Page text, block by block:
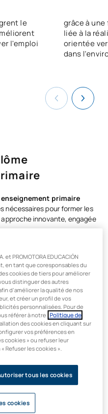
le
l'emploi
grâce à
liée à la
orientée
dans
primaire
nécessaires pour former les
innovante, engagée
acquerrez les compétences
de la classe du XXIe siècle,
actives telles que
, intégrées dans un
exigences réelles du
votre formation
spécifique, qui vous
vers les domaines avec
:
et PROMOTORA EDUCACIÓN
en tant que coresponsables du
cookies de tiers pour améliorer
distinguer des autres
d’améliorer la qualité de nos
et créer un profil de vos
personnalisées. Pour de
référer à notre Politique de
des cookies en cliquant sur
vos préférences en
cookies » ou refuser leur
Refuser les cookies ».
tous les cookies
cookies